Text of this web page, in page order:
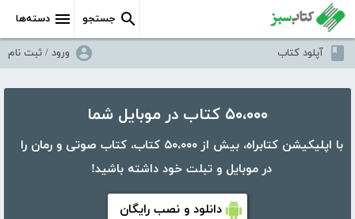
دسته‌ها جستجو
آپلود کتاب ورود / ثبت نام
۵۰،۰۰۰ کتاب در موبایل شما
با اپلیکیشن کتابراه، بیش از ۵۰،۰۰۰ کتاب، کتاب صوتی و رمان را
در موبایل و تبلت خود داشته باشید!
دانلود و نصب رایگان